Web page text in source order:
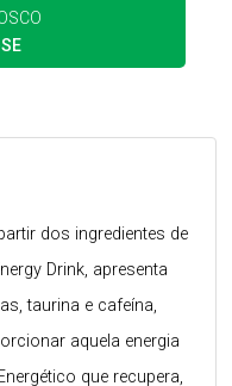
dos ingredientes de
Drink, apresenta
taurina e cafeína,
aquela energia
que recupera,